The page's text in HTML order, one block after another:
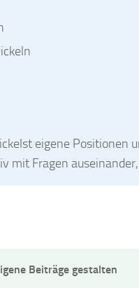
eigene Positionen
mit Fragen
Beiträge gestalten